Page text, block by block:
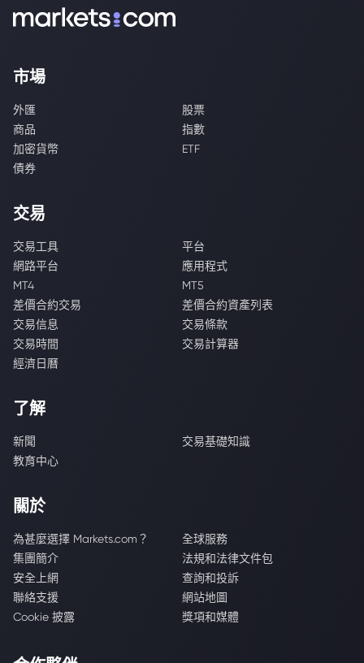
市場
外匯
股票
商品
指數
加密貨幣
ETF
債券
交易
交易工具
平台
網路平台
應用程式
MT4
MT5
差價合約交易
差價合約資產列表
交易信息
交易條款
交易時間
交易計算器
經濟日曆
了解
新聞
交易基礎知識
教育中心
關於
為甚麼選擇 Markets.com？
全球服務
集團簡介
法規和法律文件包
安全上網
查詢和投訴
聯絡支援
網站地圖
Cookie 披露
獎項和媒體